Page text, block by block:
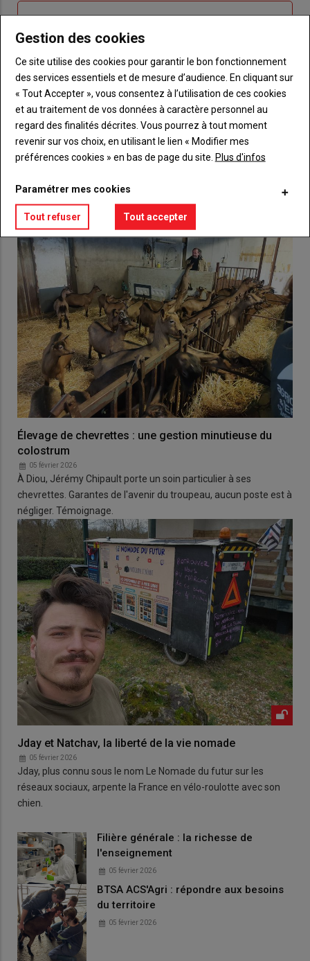
titre
TITRE CRÉEZ UN COMPTE
BodyChoisissez votre formule et créez votre
compte pour accéder à tout {nom-site}.
Créez un compte
Élevage de chevrettes : une gestion minutieuse du
colostrum
05 février 2026
À Diou, Jérémy Chipault porte un soin particulier à ses
chevrettes. Garantes de l'avenir du troupeau, aucun poste est à
négliger. Témoignage.
Jday et Natchav, la liberté de la vie nomade
05 février 2026
Jday, plus connu sous le nom Le Nomade du futur sur les
réseaux sociaux, arpente la France en vélo-roulotte avec son
chien.
Filière générale : la richesse de
l'enseignement
05 février 2026
BTSA ACS'Agri : répondre aux besoins
du territoire
05 février 2026
Gestion des cookies
Ce site utilise des cookies pour garantir le bon fonctionnement
des services essentiels et de mesure d’audience. En cliquant sur
« Tout Accepter », vous consentez à l’utilisation de ces cookies
et au traitement de vos données à caractère personnel au
regard des finalités décrites. Vous pourrez à tout moment
revenir sur vos choix, en utilisant le lien « Modifier mes
préférences cookies » en bas de page du site. Plus d'infos
Paramétrer mes cookies
Tout refuser Tout accepter